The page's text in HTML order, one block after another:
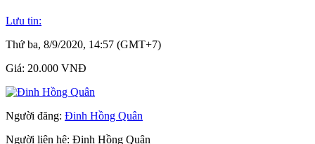
Lưu tin:
Thứ ba, 8/9/2020, 14:57 (GMT+7)
Giá: 20.000 VNĐ
Người đăng: Đinh Hồng Quân
Người liên hệ: Đinh Hồng Quân